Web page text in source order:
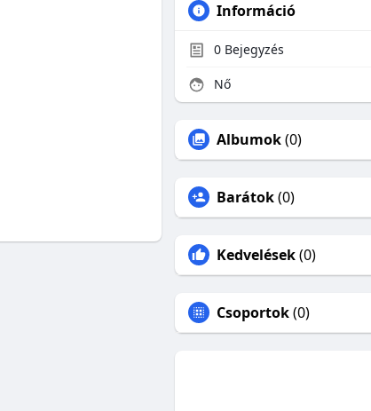
Információ
0 Bejegyzés
Nő
Albumok(0)
Barátok(0)
Kedvelések(0)
Csoportok(0)